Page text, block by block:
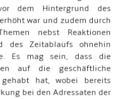
dem Hintergrund des
war und zudem durch
nebst Reaktionen
des Zeitablaufs ohnehin
Es mag sein, dass die
auf die geschäftliche
hat, wobei bereits
bei den Adressaten der